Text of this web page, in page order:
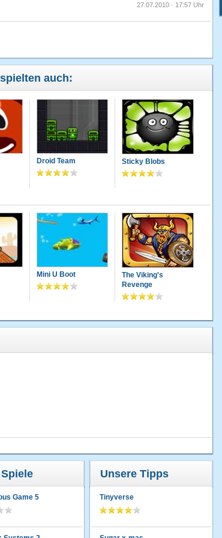
27.07.2010 · 17:57 Uhr
mit windows!
auch:
Droid Team Sticky Blobs
Mini U Boot
The Viking's
Revenge
Game 5
Unsere Tipps
Tinyverse